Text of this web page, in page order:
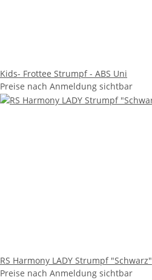
Kids- Frottee Strumpf - ABS Uni
Preise nach Anmeldung sichtbar
RS Harmony LADY Strumpf "Schwarz"
Preise nach Anmeldung sichtbar